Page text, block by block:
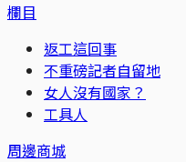
欄目
返工這回事
不重磅記者自留地
女人沒有國家？
工具人
周邊商城